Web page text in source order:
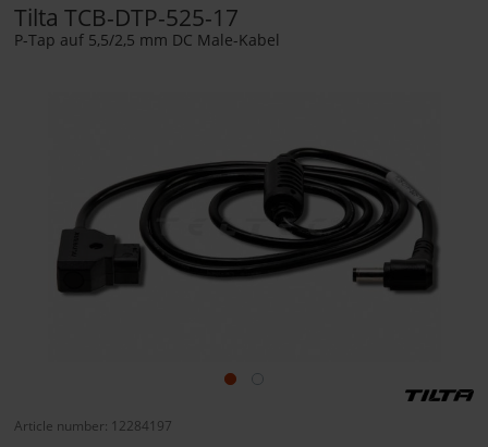
Tilta TCB-DTP-525-17
P-Tap auf 5,5/2,5 mm DC Male-Kabel
Article number: 12284197